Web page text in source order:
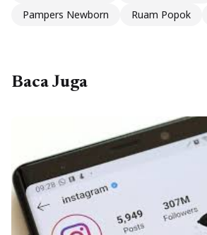
Pampers Newborn
Ruam Popok
Baca Juga